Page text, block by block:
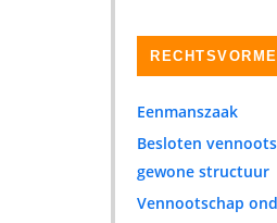
Eenmanszaak
Besloten
gewone structuur
Vennootschap